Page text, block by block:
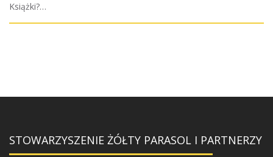
Książki?…
STOWARZYSZENIE ŻÓŁTY PARASOL I PARTNERZY